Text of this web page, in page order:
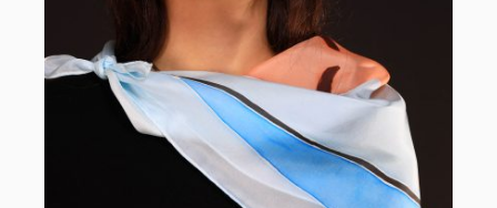
AÑADIR AL CARRITO / DETALLES